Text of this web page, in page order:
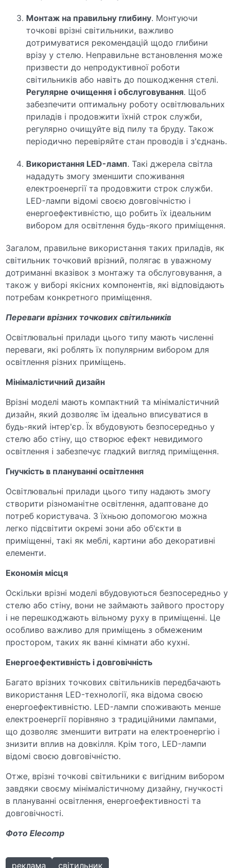
Монтаж на правильну глибину. Монтуючи
точкові врізні світильники, важливо
дотримуватися рекомендацій щодо глибини
врізу у стелю. Неправильне встановлення може
призвести до непродуктивної роботи
світильників або навіть до пошкодження стелі.
Регулярне очищення і обслуговування. Щоб
забезпечити оптимальну роботу освітлювальних
приладів і продовжити їхній строк служби,
регулярно очищуйте від пилу та бруду. Також
періодично перевіряйте стан проводів і з'єднань.
Використання LED-ламп. Такі джерела світла
нададуть змогу зменшити споживання
електроенергії та продовжити строк служби.
LED-лампи відомі своєю довговічністю і
енергоефективністю, що робить їх ідеальним
вибором для освітлення будь-якого приміщення.
Загалом, правильне використання таких приладів, як
світильник точковий врізний, полягає в уважному
дотриманні вказівок з монтажу та обслуговування, а
також у виборі якісних компонентів, які відповідають
потребам конкретного приміщення.
Переваги врізних точкових світильників
Освітлювальні прилади цього типу мають численні
переваги, які роблять їх популярним вибором для
освітлення різних приміщень.
Мінімалістичний дизайн
Врізні моделі мають компактний та мінімалістичний
дизайн, який дозволяє їм ідеально вписуватися в
будь-який інтер'єр. Їх вбудовують безпосередньо у
стелю або стіну, що створює ефект невидимого
освітлення і забезпечує гладкий вигляд приміщення.
Гнучкість в плануванні освітлення
Освітлювальні прилади цього типу надають змогу
створити різноманітне освітлення, адаптоване до
потреб користувача. З їхньою допомогою можна
легко підсвітити окремі зони або об'єкти в
приміщенні, такі як меблі, картини або декоративні
елементи.
Економія місця
Оскільки врізні моделі вбудовуються безпосередньо у
стелю або стіну, вони не займають зайвого простору
і не перешкоджають вільному руху в приміщенні. Це
особливо важливо для приміщень з обмеженим
простором, таких як ванні кімнати або кухні.
Енергоефективність і довговічність
Багато врізних точкових світильників передбачають
використання LED-технології, яка відома своєю
енергоефективністю. LED-лампи споживають менше
електроенергії порівняно з традиційними лампами,
що дозволяє зменшити витрати на електроенергію і
знизити вплив на довкілля. Крім того, LED-лампи
відомі своєю довговічністю.
Отже, врізні точкові світильники є вигідним вибором
завдяки своєму мінімалістичному дизайну, гнучкості
в плануванні освітлення, енергоефективності та
довговічності.
Фото Elecomp
реклама світильник